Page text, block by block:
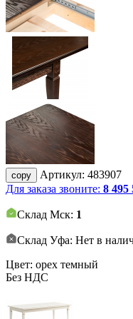
copy Артикул: 483907
Для заказа звоните: 8 495
Склад Мск: 1
Склад Уфа: Нет в
Цвет: орех темный
Без НДС